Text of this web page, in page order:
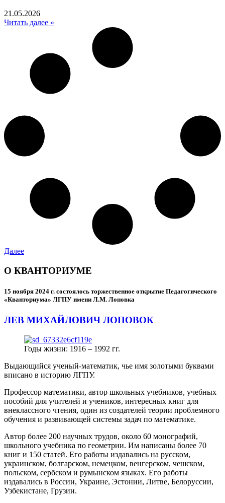
21.05.2026
Читать далее »
Далее
О КВАНТОРИУМЕ
15 ноября 2024 г. состоялось торжественное открытие Педагогического
«Кванториума» ЛГПУ имени Л.М. Лоповка
ЛЕВ МИХАЙЛОВИЧ ЛОПОВОК
Годы жизни: 1916 – 1992 гг.
Выдающийся ученый-математик, чье имя золотыми буквами
вписано в историю ЛГПУ.
Профессор математики, автор школьных учебников, учебных
пособий для учителей и учеников, интересных книг для
внеклассного чтения, один из создателей теории проблемного
обучения и развивающей системы задач по математике.
Автор более 200 научных трудов, около 60 монографий,
школьного учебника по геометрии. Им написаны более 70
книг и 150 статей. Его работы издавались на русском,
украинском, болгарском, немецком, венгерском, чешском,
польском, сербском и румынском языках. Его работы
издавались в России, Украине, Эстонии, Литве, Белоруссии,
Узбекистане, Грузии.